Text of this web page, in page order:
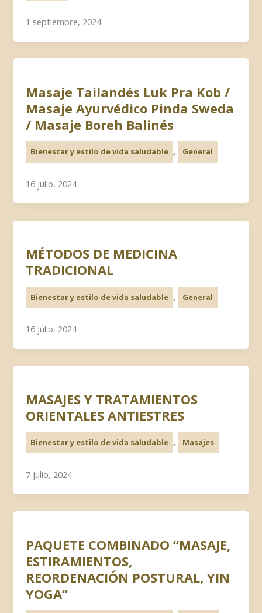
1 septiembre, 2024
Masaje Tailandés Luk Pra Kob /
Masaje Ayurvédico Pinda Sweda
/ Masaje Boreh Balinés
Bienestar y estilo de vida saludable , General
16 julio, 2024
MÉTODOS DE MEDICINA
TRADICIONAL
Bienestar y estilo de vida saludable , General
16 julio, 2024
MASAJES Y TRATAMIENTOS
ORIENTALES ANTIESTRES
Bienestar y estilo de vida saludable , Masajes
7 julio, 2024
PAQUETE COMBINADO “MASAJE,
ESTIRAMIENTOS,
REORDENACIÓN POSTURAL, YIN
YOGA”